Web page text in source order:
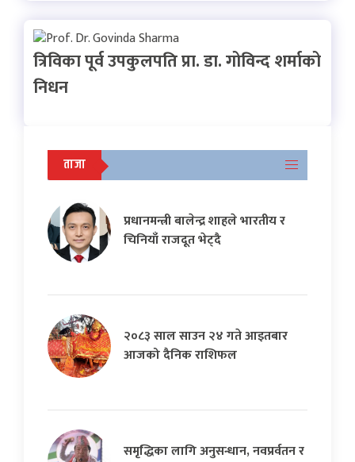
त्रिविका पूर्व उपकुलपति प्रा. डा. गोविन्द शर्माको
निधन
ताजा
प्रधानमन्त्री बालेन्द्र शाहले भारतीय र
चिनियाँ राजदूत भेट्दै
२०८३ साल साउन २४ गते आइतबार
आजको दैनिक राशिफल
समृद्धिका लागि अनुसन्धान, नवप्रर्वतन र